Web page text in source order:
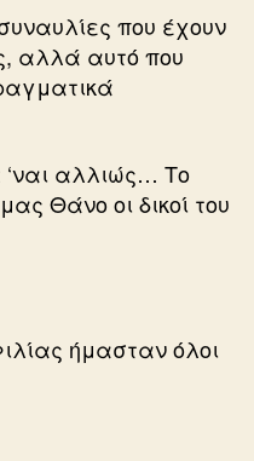
που έχουν
αλλά αυτό που
αλλιώς… Το
Θάνο οι δικοί του
ήμασταν όλοι